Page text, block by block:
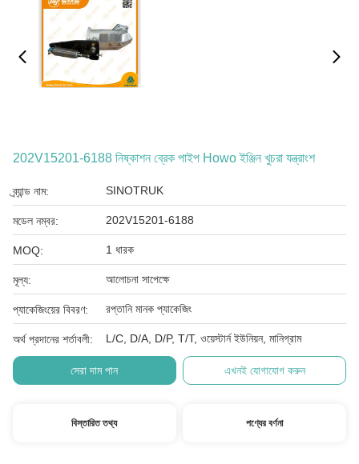
202V15201-6188 নিষ্কাশন ব্রেক পাইপ Howo ইঞ্জিন খুচরা যন্ত্রাংশ
ব্র্যান্ড নাম: SINOTRUK
মডেল নম্বর: 202V15201-6188
MOQ: 1 ধারক
মূল্য: আলোচনা সাপেক্ষে
প্যাকেজিংয়ের বিবরণ: রপ্তানি মানক প্যাকেজিং
অর্থ প্রদানের শর্তাবলী: L/C, D/A, D/P, T/T, ওয়েস্টার্ন ইউনিয়ন, মানিগ্রাম
সেরা দাম পান এখনই যোগাযোগ করুন
বিস্তারিত তথ্য পণ্যের বর্ণনা